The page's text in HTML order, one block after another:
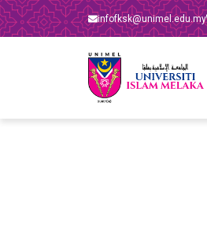
infofksk@unimel.edu.my​